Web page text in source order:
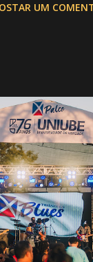
de
(CRP) , a
que o evento até
Shows . E
🎤 LINE-UP
PARQUE Serão
de maio , com
contemplando
hard: Gusttavo
& ...
UM